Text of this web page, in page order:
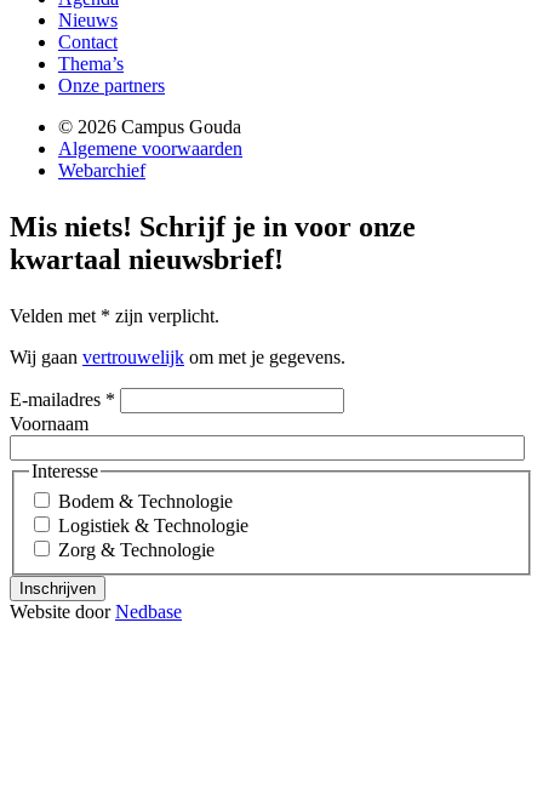
Nieuws
Contact
Thema’s
Onze partners
© 2026 Campus Gouda
Algemene voorwaarden
Webarchief
Mis niets! Schrijf je in voor onze
kwartaal nieuwsbrief!
Velden met * zijn verplicht.
Wij gaan vertrouwelijk om met je gegevens.
E-mailadres *
Voornaam
Interesse
Bodem & Technologie
Logistiek & Technologie
Zorg & Technologie
Inschrijven
Website doorNedbase